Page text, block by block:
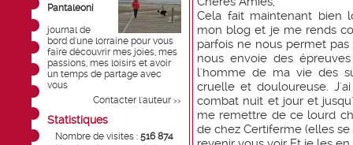
Pantaleoni
journal de
bord d'une lorraine pour vous
faire découvrir mes joies, mes
passions, mes loisirs et avoir
un temps de partage avec
vous
Contacter l'auteur >>
Statistiques
Nombre de visites : 516 874
Cela fait maintenant bien
mon blog et je me rends
parfois ne nous permet
nous envoie des
l'homme de ma vie des
cruelle et douloureuse.
combat nuit et jour et
me remettre de ce lourd
de chez Certiferme (elles